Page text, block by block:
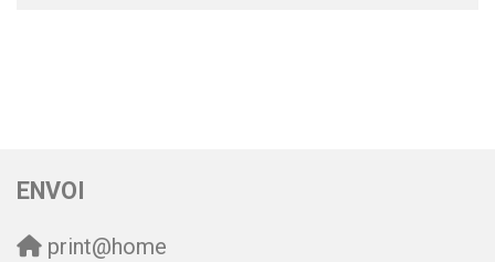
ENVOI
print@home